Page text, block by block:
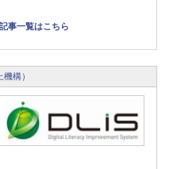
事一覧はこちら
構）